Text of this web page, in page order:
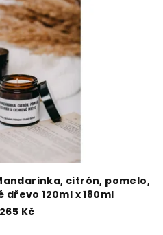
citrón, pomelo,
120ml x 180ml
265 Kč